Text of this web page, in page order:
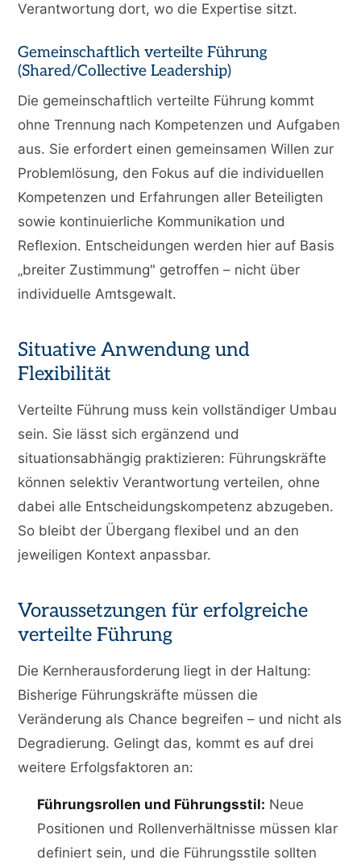
Verantwortung dort, wo die Expertise sitzt.
Gemeinschaftlich verteilte Führung
(Shared/Collective Leadership)
Die gemeinschaftlich verteilte Führung kommt
ohne Trennung nach Kompetenzen und Aufgaben
aus. Sie erfordert einen gemeinsamen Willen zur
Problemlösung, den Fokus auf die individuellen
Kompetenzen und Erfahrungen aller Beteiligten
sowie kontinuierliche Kommunikation und
Reflexion. Entscheidungen werden hier auf Basis
„breiter Zustimmung" getroffen – nicht über
individuelle Amtsgewalt.
Situative Anwendung und
Flexibilität
Verteilte Führung muss kein vollständiger Umbau
sein. Sie lässt sich ergänzend und
situationsabhängig praktizieren: Führungskräfte
können selektiv Verantwortung verteilen, ohne
dabei alle Entscheidungskompetenz abzugeben.
So bleibt der Übergang flexibel und an den
jeweiligen Kontext anpassbar.
Voraussetzungen für erfolgreiche
verteilte Führung
Die Kernherausforderung liegt in der Haltung:
Bisherige Führungskräfte müssen die
Veränderung als Chance begreifen – und nicht als
Degradierung. Gelingt das, kommt es auf drei
weitere Erfolgsfaktoren an:
Führungsrollen und Führungsstil: Neue
Positionen und Rollenverhältnisse müssen klar
definiert sein, und die Führungsstile sollten